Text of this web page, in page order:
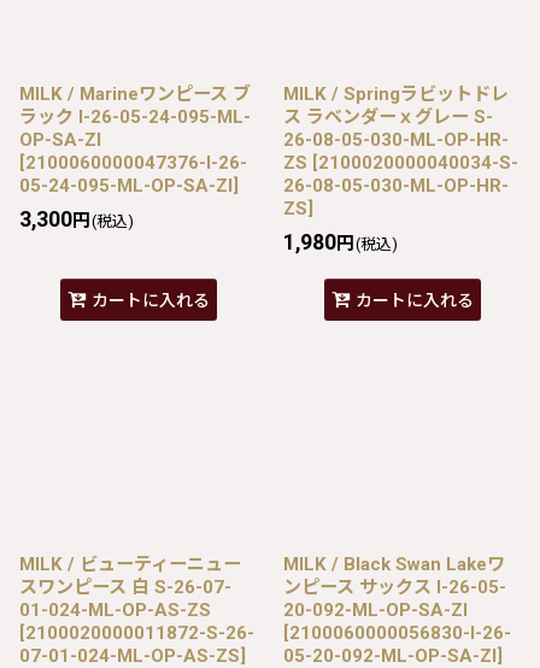
MILK / Marineワンピース ブ
ラック I-26-05-24-095-ML-
OP-SA-ZI
[2100060000047376-I-26-
05-24-095-ML-OP-SA-ZI]
3,300円 (税込)
カートに入れる
MILK / Springラビットドレ
ス ラベンダーｘグレー S-
26-08-05-030-ML-OP-HR-
ZS [2100020000040034-S-
26-08-05-030-ML-OP-HR-
ZS]
1,980円 (税込)
カートに入れる
MILK / ビューティーニュー
スワンピース 白 S-26-07-
01-024-ML-OP-AS-ZS
[2100020000011872-S-26-
07-01-024-ML-OP-AS-ZS]
MILK / Black Swan Lakeワ
ンピース サックス I-26-05-
20-092-ML-OP-SA-ZI
[2100060000056830-I-26-
05-20-092-ML-OP-SA-ZI]